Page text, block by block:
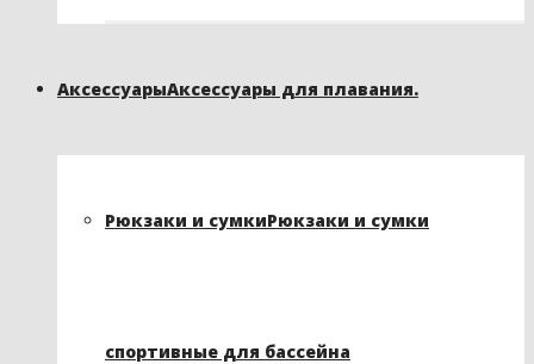
АксессуарыАксессуары для плавания.
Рюкзаки и сумкиРюкзаки и сумки
спортивные для бассейна